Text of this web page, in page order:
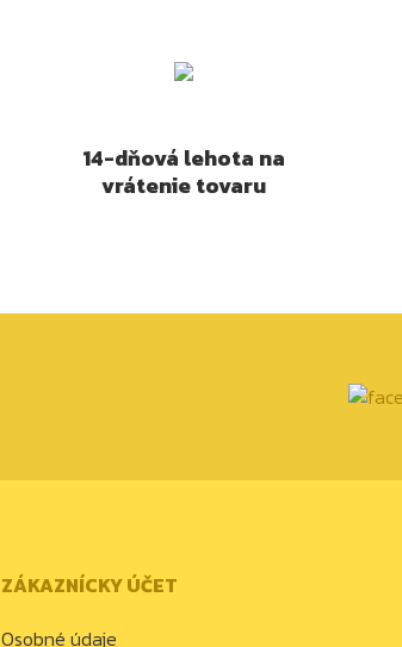
14-dňová lehota na
vrátenie tovaru
ZÁKAZNÍCKY ÚČET
Osobné údaje